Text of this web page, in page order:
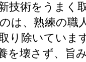
技術をうまく
は、熟練の職人
り除いていま
を壊さず、旨